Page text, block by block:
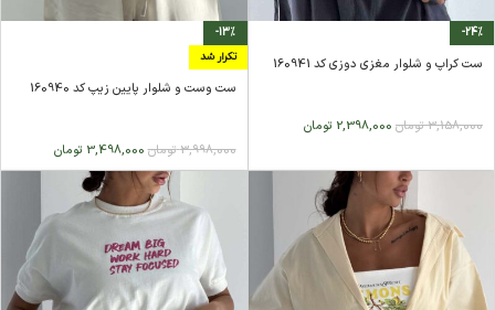
-24%
ست کراپ و شلوار مغزی دوزی کد 160941
3,158,000تومان 2,398,000 تومان
-13%
تکرار شد
ست وست و شلوار پایین زیپ کد 160940
3,998,000تومان 3,498,000 تومان